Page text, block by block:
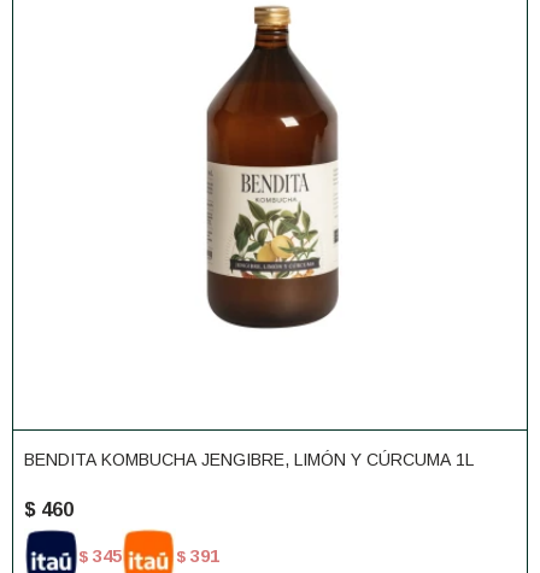
BENDITA KOMBUCHA JENGIBRE, LIMÓN Y CÚRCUMA 1L
$ 460
$ 345 $ 391